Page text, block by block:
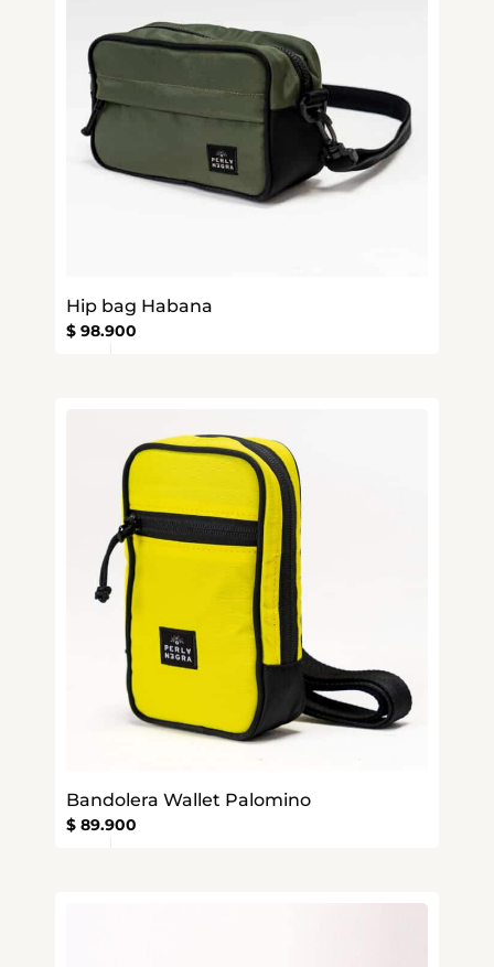
Hip bag Habana
$ 98.900
Bandolera Wallet Palomino
$ 89.900